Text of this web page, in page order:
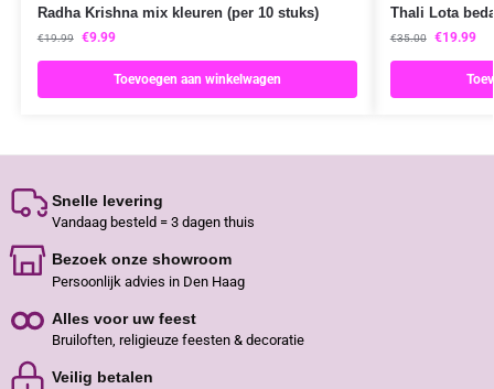
Radha Krishna mix kleuren (per 10 stuks)
€19.99 €9.99
Toevoegen aan winkelwagen
Thali Lota
€35.00 €19.99
Snelle levering
Vandaag besteld = 3 dagen thuis
Bezoek onze showroom
Persoonlijk advies in Den Haag
Alles voor uw feest
Bruiloften, religieuze feesten & decoratie
Veilig betalen